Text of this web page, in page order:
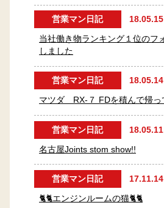
営業マン日記 18.05.15
当社働き物ランキング１位のフ
しました
営業マン日記 18.05.14
マツダ RX-７ FDを積んで帰っ
営業マン日記 18.05.11
名古屋Joints stom show!!
営業マン日記 17.11.14
🐈🐈エンジンルームの猫🐈🐈